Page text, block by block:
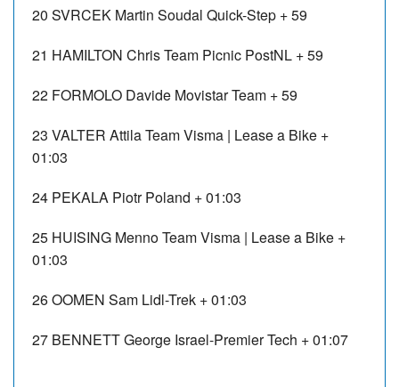
20 SVRCEK Martin Soudal Quick-Step + 59
21 HAMILTON ChrisTeam Picnic PostNL + 59
22 FORMOLO Davide Movistar Team + 59
23 VALTER AttilaTeam Visma | Lease a Bike +
01:03
24 PEKALA Piotr Poland + 01:03
25 HUISING MennoTeam Visma | Lease a Bike +
01:03
26OOMEN Sam Lidl-Trek + 01:03
27 BENNETT George Israel-Premier Tech + 01:07